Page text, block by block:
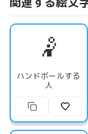
🤾
ハンドボールする
人